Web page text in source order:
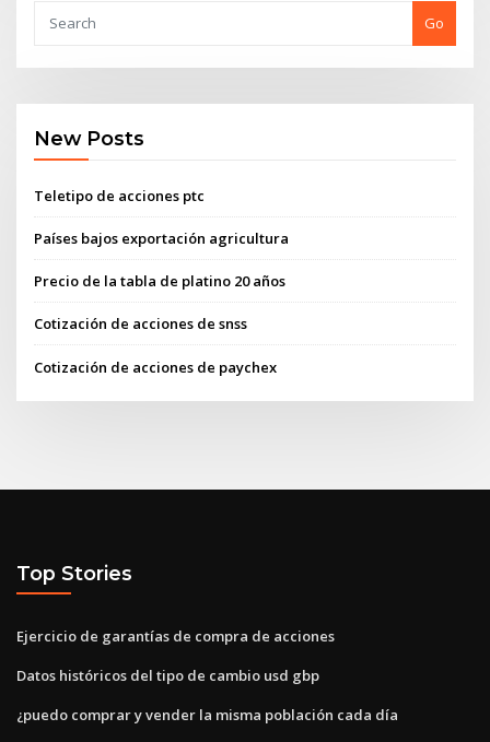
Go
New Posts
Teletipo de acciones ptc
Países bajos exportación agricultura
Precio de la tabla de platino 20 años
Cotización de acciones de snss
Cotización de acciones de paychex
Top Stories
Ejercicio de garantías de compra de acciones
Datos históricos del tipo de cambio usd gbp
¿puedo comprar y vender la misma población cada día